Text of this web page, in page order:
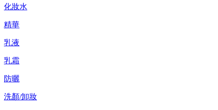
化妝水
精華
乳液
乳霜
防曬
洗顏/卸妝